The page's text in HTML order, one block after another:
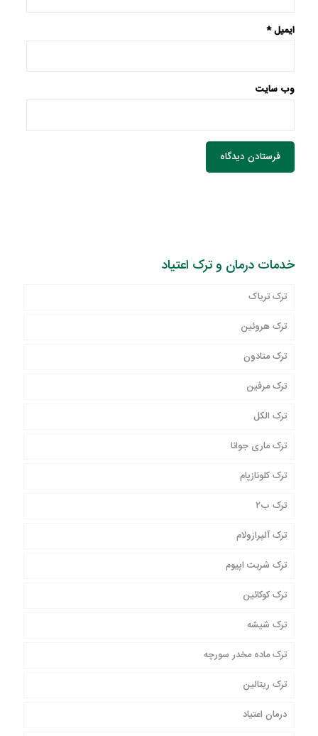
ایمیل*
وب‌ سایت
خدمات درمان و ترک اعتیاد
ترک تریاک
ترک هروئین
ترک متادون
ترک مرفین
ترک الکل
ترک ماری جوانا
ترک کلونازپام
ترک ب۲
ترک آلپرازولام
ترک شربت اپیوم
ترک کوکائین
ترک شیشه
ترک ماده مخدر سورچه
ترک ریتالین
درمان اعتیاد